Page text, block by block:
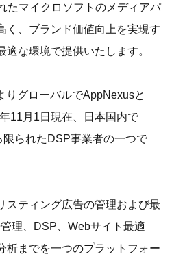
たマイクロソフトのメディアパ
く、ブランド価値向上を実現す
な環境で提供いたします。
りグローバルでAppNexusと
11月1日現在、日本国内で
られたDSP事業者の一つで
スティング広告の管理および最
理、DSP、Webサイト最適
析までを一つのプラットフォー